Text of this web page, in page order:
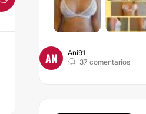
AN
Ani91
37 comentarios